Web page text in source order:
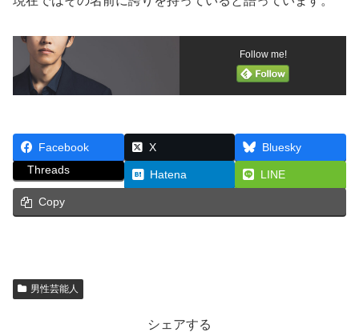
Follow me!
Facebook X
Bluesky
Threads
Hatena LINE
Copy
男性芸能人
シェアする